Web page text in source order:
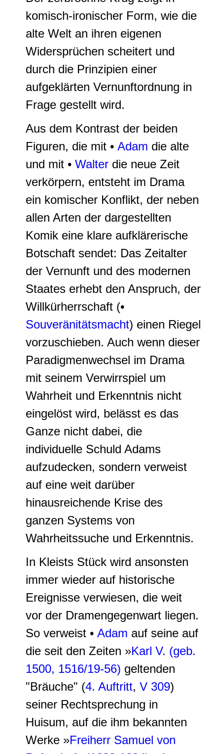
komisch-ironischer Form, wie die
alte Welt an ihren eigenen
Widersprüchen scheitert und
durch die Prinzipien einer
aufgeklärten Vernunftordnung in
Frage gestellt wird.
Aus dem Kontrast der beiden
Figuren, die mit • Adam die alte
und mit • Walter die neue Zeit
verkörpern, entsteht im Drama
ein komischer Konflikt, der neben
allen Arten der dargestellten
Komik eine klare aufklärerische
Botschaft sendet: Das Zeitalter
der Vernunft und des modernen
Staates erhebt den Anspruch, der
Willkürherrschaft (•
Souveränitätsmacht) einen Riegel
vorzuschieben. Auch wenn dieser
Paradigmenwechsel im Drama
mit seinem Verwirrspiel um
Wahrheit und Erkenntnis nicht
eingelöst wird, belässt es das
Ganze nicht dabei, die
individuelle Schuld Adams
aufzudecken, sondern verweist
auf eine weit darüber
hinausreichende Krise des
ganzen Systems von
Wahrheitssuche und Erkenntnis.
In Kleists Stück wird ansonsten
immer wieder auf historische
Ereignisse verwiesen, die weit
vor der Dramengegenwart liegen.
So verweist • Adam auf seine auf
die seit den Zeiten »Karl V. (geb.
1500, 1516/19-56) geltenden
"Bräuche" (4. Auftritt, V 309)
seiner Rechtsprechung in
Huisum, auf die ihm bekannten
Werke »Freiherr Samuel von